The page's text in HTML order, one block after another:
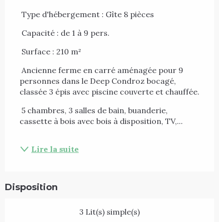
Type d'hébergement : Gîte 8 pièces
Capacité : de 1 à 9 pers.
Surface : 210 m²
personnes dans le Deep Condroz bocagé,
cassette à bois avec bois à disposition, TV,...
Lire la suite
Disposition
3 Lit(s) simple(s)